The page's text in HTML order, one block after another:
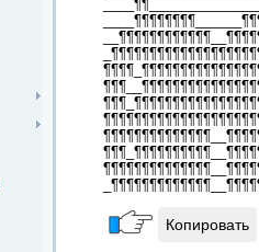
Копировать